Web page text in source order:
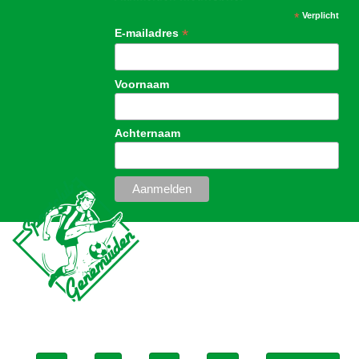
*Verplicht
E-mailadres*
Voornaam
Achternaam